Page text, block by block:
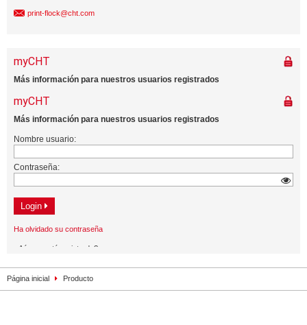
print-flock@cht.com
Página inicial Producto